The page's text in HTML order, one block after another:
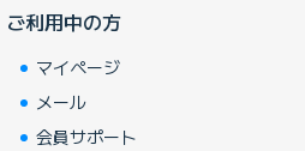
ご利用中の方
マイページ
メール
会員サポート